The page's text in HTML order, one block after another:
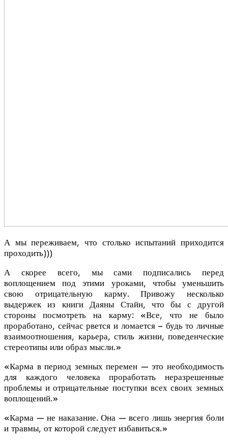
А мы переживаем, что столько испытаний приходится
проходить)))
А скорее всего, мы сами подписались перед
воплощением под этими уроками, чтобы уменьшить
свою отрицательную карму. Привожу несколько
выдержек из книги Даяны Стайн, что бы с другой
стороны посмотреть на карму: «Все, что не было
проработано, сейчас рвется и ломается – будь то личные
взаимоотношения, карьера, стиль жизни, поведенческие
стереотипы или образ мысли.»
«Карма в период земных перемен — это необходимость
для каждого человека проработать неразрешенные
проблемы и отрицательные поступки всех своих земных
воплощений.»
«Карма — не наказание. Она — всего лишь энергия боли
и травмы, от которой следует избавиться.»